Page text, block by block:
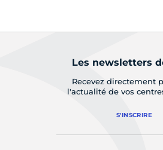
Les newsletters
Recevez directement
l'actualité de vos
S'INSCRIRE